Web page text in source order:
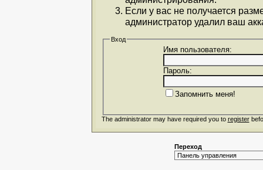
Если у вас не получается
администратор удалил ваш
Вход
Имя пользователя:
Пароль:
Запомнить меня!
The administrator may have required you to register
Переход